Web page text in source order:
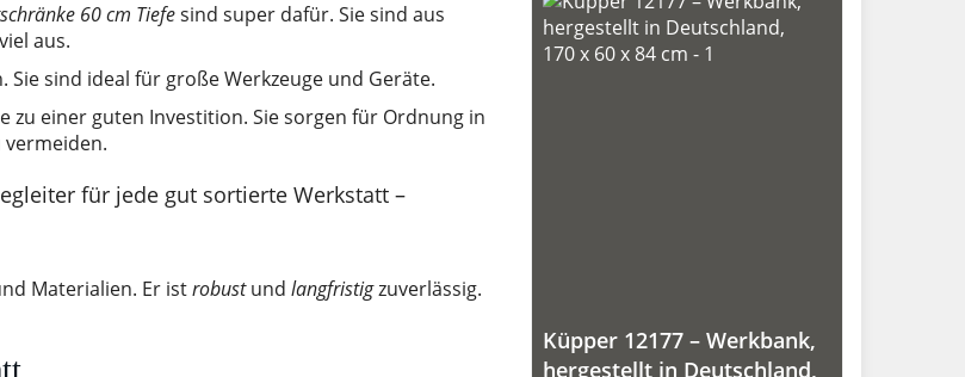
60 cm Tiefesind super dafür. Sie sind aus
aus.
Sie sind ideal für große Werkzeuge und Geräte.
zu einer guten Investition. Sie sorgen für Ordnung in
für jede gut sortierte Werkstatt –
Materialien. Er istrobustund langfristigzuverlässig.
Küpper 12177 – Werkbank,
hergestellt in Deutschland,